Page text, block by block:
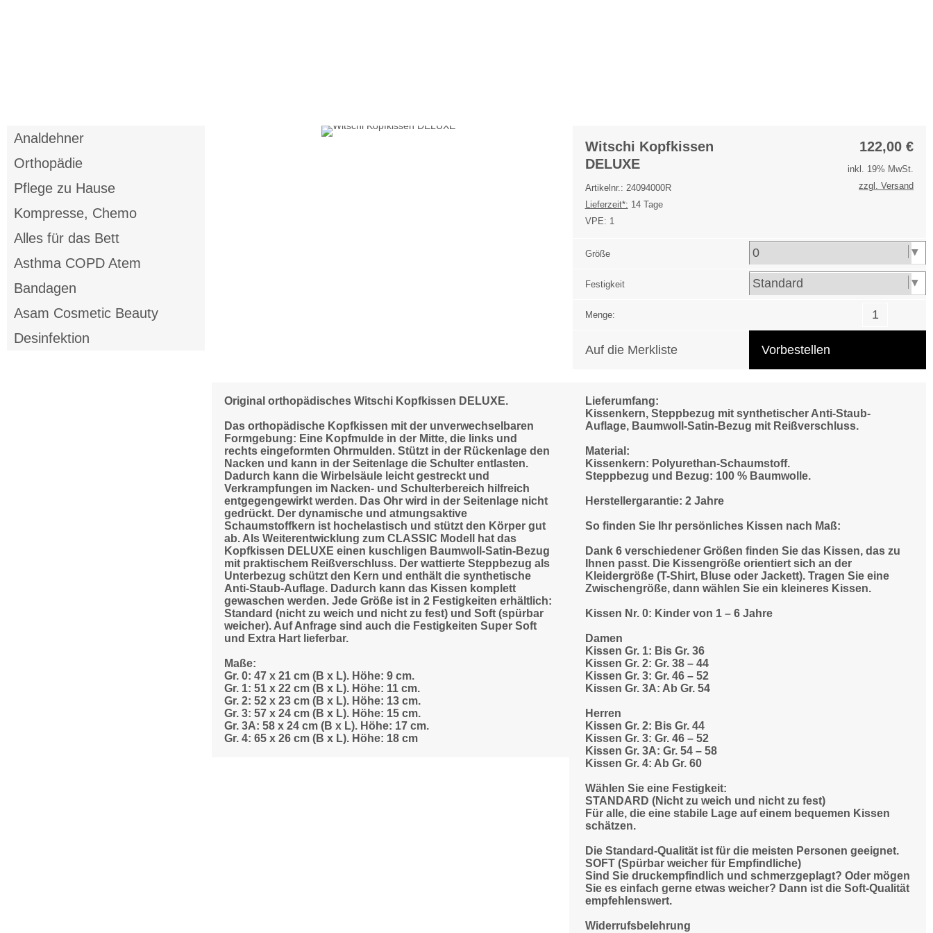
Analdehner
Orthopädie
Pflege zu Hause
Kompresse, Chemo
Alles für das Bett
Asthma COPD Atem
Bandagen
Asam Cosmetic Beauty
Desinfektion
122,00 €
Witschi Kopfkissen
DELUXE
Artikelnr.: 24094000R
Lieferzeit*: 14 Tage
VPE: 1
inkl. 19% MwSt.
zzgl. Versand
Größe
Festigkeit
Menge:
Auf die Merkliste Vorbestellen
Original orthopädisches Witschi Kopfkissen DELUXE.
Das orthopädische Kopfkissen mit der unverwechselbaren
Formgebung: Eine Kopfmulde in der Mitte, die links und
rechts eingeformten Ohrmulden. Stützt in der Rückenlage den
Nacken und kann in der Seitenlage die Schulter entlasten.
Dadurch kann die Wirbelsäule leicht gestreckt und
Verkrampfungen im Nacken- und Schulterbereich hilfreich
entgegengewirkt werden. Das Ohr wird in der Seitenlage nicht
gedrückt. Der dynamische und atmungsaktive
Schaumstoffkern ist hochelastisch und stützt den Körper gut
ab. Als Weiterentwicklung zum CLASSIC Modell hat das
Kopfkissen DELUXE einen kuschligen Baumwoll-Satin-Bezug
mit praktischem Reißverschluss. Der wattierte Steppbezug als
Unterbezug schützt den Kern und enthält die synthetische
Anti-Staub-Auflage. Dadurch kann das Kissen komplett
gewaschen werden. Jede Größe ist in 2 Festigkeiten erhältlich:
Standard (nicht zu weich und nicht zu fest) und Soft (spürbar
weicher). Auf Anfrage sind auch die Festigkeiten Super Soft
und Extra Hart lieferbar.
Maße:
Gr. 0: 47 x 21 cm (B x L). Höhe: 9 cm.
Gr. 1: 51 x 22 cm (B x L). Höhe: 11 cm.
Gr. 2: 52 x 23 cm (B x L). Höhe: 13 cm.
Gr. 3: 57 x 24 cm (B x L). Höhe: 15 cm.
Gr. 3A: 58 x 24 cm (B x L). Höhe: 17 cm.
Gr. 4: 65 x 26 cm (B x L). Höhe: 18 cm
Lieferumfang:
Kissenkern, Steppbezug mit synthetischer Anti-Staub-
Auflage, Baumwoll-Satin-Bezug mit Reißverschluss.
Material:
Kissenkern: Polyurethan-Schaumstoff.
Steppbezug und Bezug: 100 % Baumwolle.
Herstellergarantie: 2 Jahre
So finden Sie Ihr persönliches Kissen nach Maß:
Dank 6 verschiedener Größen finden Sie das Kissen, das zu
Ihnen passt. Die Kissengröße orientiert sich an der
Kleidergröße (T-Shirt, Bluse oder Jackett). Tragen Sie eine
Zwischengröße, dann wählen Sie ein kleineres Kissen.
Kissen Nr. 0: Kinder von 1 – 6 Jahre
Damen
Kissen Gr. 1: Bis Gr. 36
Kissen Gr. 2: Gr. 38 – 44
Kissen Gr. 3: Gr. 46 – 52
Kissen Gr. 3A: Ab Gr. 54
Herren
Kissen Gr. 2: Bis Gr. 44
Kissen Gr. 3: Gr. 46 – 52
Kissen Gr. 3A: Gr. 54 – 58
Kissen Gr. 4: Ab Gr. 60
Wählen Sie eine Festigkeit:
STANDARD (Nicht zu weich und nicht zu fest)
Für alle, die eine stabile Lage auf einem bequemen Kissen
schätzen.
Die Standard-Qualität ist für die meisten Personen geeignet.
SOFT (Spürbar weicher für Empfindliche)
Sind Sie druckempfindlich und schmerzgeplagt? Oder mögen
Sie es einfach gerne etwas weicher? Dann ist die Soft-Qualität
empfehlenswert.
Widerrufsbelehrung